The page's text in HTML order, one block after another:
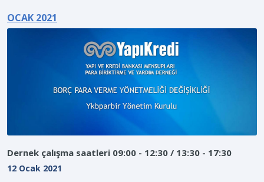
OCAK 2021
Dernek çalışma saatleri 09:00 - 12:30 / 13:30 - 17:30
12 Ocak 2021